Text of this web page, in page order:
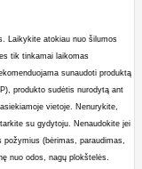
Laikykite atokiau nuo šilumos
tik tinkamai laikomas
sunaudoti produktą
produkto sudėtis nurodytą ant
vietoje. Nenurykite,
su gydytoju. Nenaudokite jei
požymius (bėrimas, paraudimas,
nuo odos, nagų plokštelės.